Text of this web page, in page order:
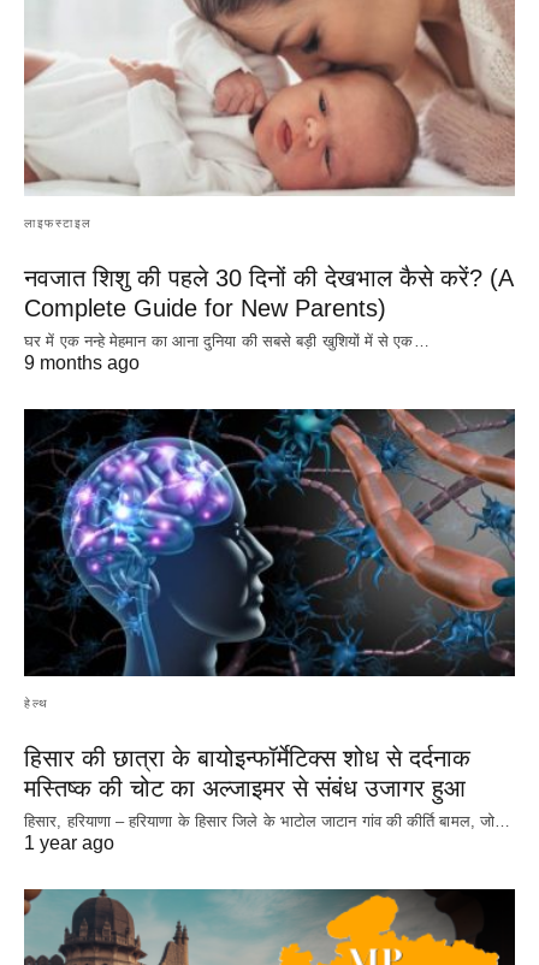
लाइफस्टाइल
नवजात शिशु की पहले 30 दिनों की देखभाल कैसे करें? (A
Complete Guide for New Parents)
घर में एक नन्हे मेहमान का आना दुनिया की सबसे बड़ी खुशियों में से एक…
9 months ago
हेल्थ
हिसार की छात्रा के बायोइन्फॉर्मेटिक्स शोध से दर्दनाक
मस्तिष्क की चोट का अल्जाइमर से संबंध उजागर हुआ
हिसार, हरियाणा – हरियाणा के हिसार जिले के भाटोल जाटान गांव की कीर्ति बामल, जो…
1 year ago